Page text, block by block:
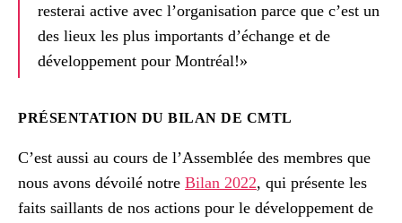
resterai active avec l’organisation parce que c’est un
des lieux les plus importants d’échange et de
développement pour Montréal!»
PRÉSENTATION DU BILAN DE CMTL
C’est aussi au cours de l’Assemblée des membres que
nous avons dévoilé notre Bilan 2022, qui présente les
faits saillants de nos actions pour le développement de